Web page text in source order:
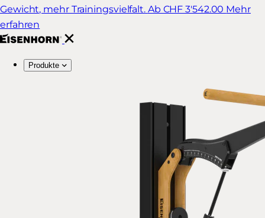
Gewicht, mehr Trainingsvielfalt. Ab CHF 3'542.00 Mehr
erfahren
Produkte